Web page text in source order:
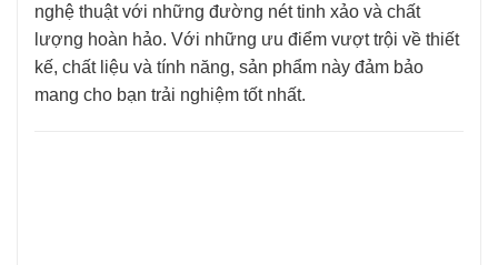
nghệ thuật với những đường nét tinh xảo và chất
lượng hoàn hảo. Với những ưu điểm vượt trội về thiết
kế, chất liệu và tính năng, sản phẩm này đảm bảo
mang cho bạn trải nghiệm tốt nhất.